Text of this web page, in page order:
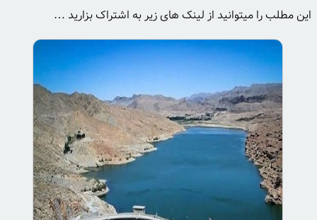
این مطلب را میتوانید از لینک های زیر به اشتراک بزارید …